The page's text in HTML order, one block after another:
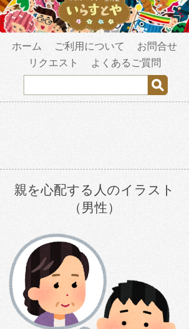
ホーム ご利用について
お問合せ
リクエスト
よくあるご質問
親を心配する人のイラスト
（男性）